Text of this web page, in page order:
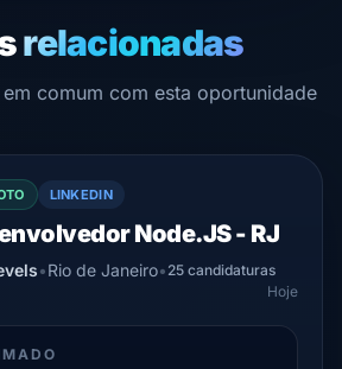
relacionadas
comum com esta oportunidade
LINKEDIN
Node.JS - RJ
•Rio de Janeiro• 25 candidaturas
Hoje